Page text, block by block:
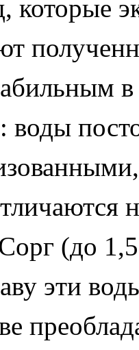
которые
воды
(до
эти